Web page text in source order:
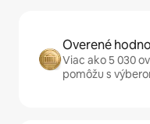
Overené
Viac ako 5 030
pomôžu s